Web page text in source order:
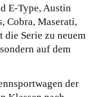
E-Type, Austin
Cobra, Maserati,
Serie zu neuem
auf dem
der